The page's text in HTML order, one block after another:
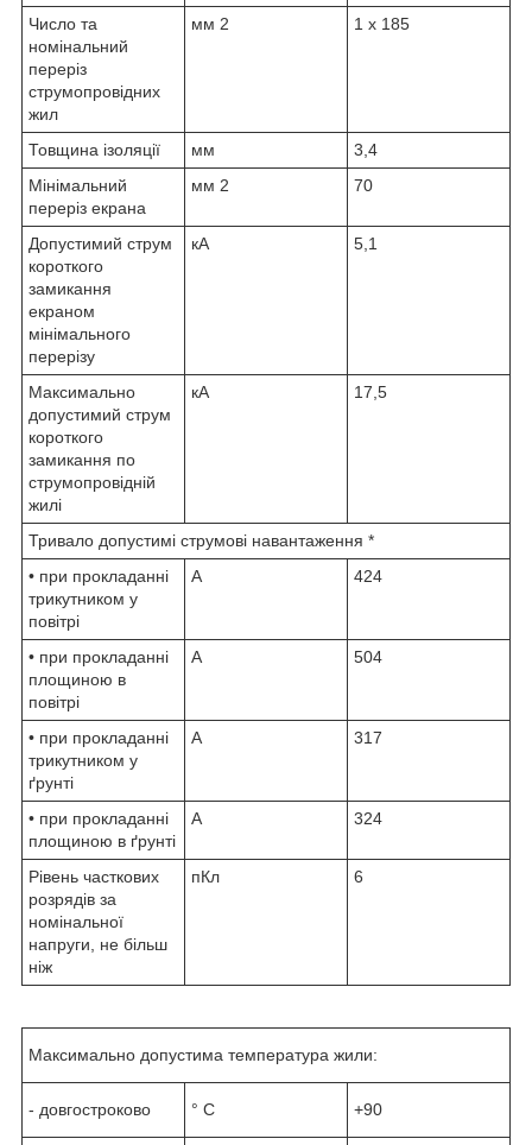
Число та
номінальний
переріз
струмопровідних
жил
мм 2 1 x 185
Товщина ізоляції мм
3,4
Мінімальний
переріз екрана
мм 2 70
Допустимий струм
короткого
замикання
екраном
мінімального
перерізу
кА 5,1
Максимально
допустимий струм
короткого
замикання по
струмопровідній
жилі
кА 17,5
Тривало допустимі струмові навантаження *
• при прокладанні
трикутником у
повітрі
А 424
• при прокладанні
площиною в
повітрі
А 504
• при прокладанні
трикутником у
ґрунті
А 317
• при прокладанні
площиною в ґрунті
А 324
Рівень часткових
розрядів за
номінальної
напруги, не більш
ніж
пКл 6
Максимально допустима температура жили:
- довгостроково ° С +90